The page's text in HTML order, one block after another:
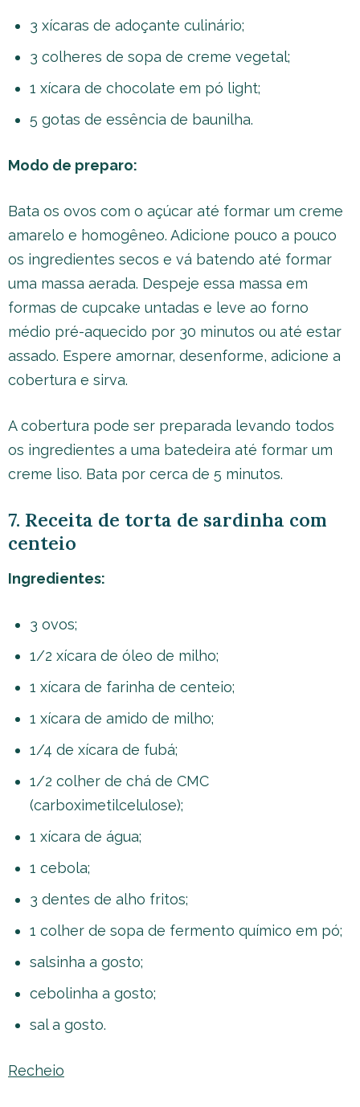
3 xícaras de adoçante culinário;
3 colheres de sopa de creme vegetal;
1 xícara de chocolate em pó light;
5 gotas de essência de baunilha.
Modo de preparo:
Bata os ovos com o açúcar até formar um creme
amarelo e homogêneo. Adicione pouco a pouco
os ingredientes secos e vá batendo até formar
uma massa aerada. Despeje essa massa em
formas de cupcake untadas e leve ao forno
médio pré-aquecido por 30 minutos ou até estar
assado. Espere amornar, desenforme, adicione a
cobertura e sirva.
A cobertura pode ser preparada levando todos
os ingredientes a uma batedeira até formar um
creme liso. Bata por cerca de 5 minutos.
7. Receita de torta de sardinha com
centeio
Ingredientes:
3 ovos;
1/2 xícara de óleo de milho;
1 xícara de farinha de centeio;
1 xícara de amido de milho;
1/4 de xícara de fubá;
1/2 colher de chá de CMC
(carboximetilcelulose);
1 xícara de água;
1 cebola;
3 dentes de alho fritos;
1 colher de sopa de fermento químico em pó;
salsinha a gosto;
cebolinha a gosto;
sal a gosto.
Recheio